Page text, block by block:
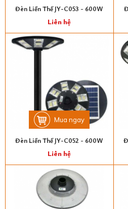
Đèn Liền Thể JY-C053 - 600W
Liên hệ
Mua ngay
Đèn Liền Thể JY-C052 - 600W
Liên hệ